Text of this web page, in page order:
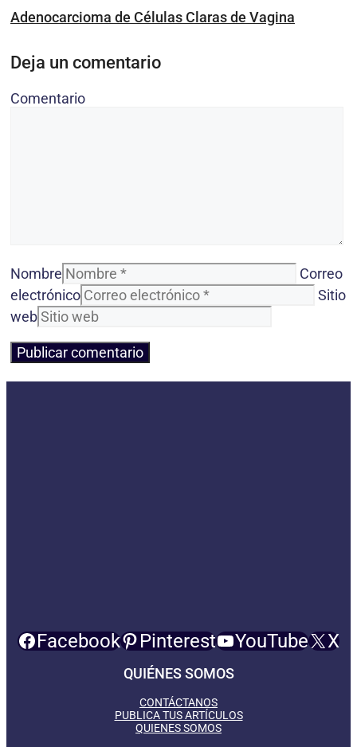
Adenocarcioma de Células Claras de Vagina
Deja un comentario
Comentario
Nombre
Correo
electrónico
Sitio
web
Facebook Pinterest YouTube X
QUIÉNES SOMOS
CONTÁCTANOS
PUBLICA TUS ARTÍCULOS
QUIENES SOMOS